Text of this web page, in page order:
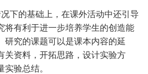
下的基础上，在课外活动中还引导
将有利于进一步培养学生的创造能
研究的课题可以是课本内容的延
关资料，开拓思路，设计实验方
验总结。